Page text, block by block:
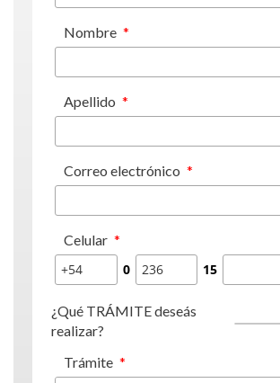
Nombre *
Apellido *
Correo electrónico *
Celular *
0
15
¿Qué TRÁMITE deseás
realizar?
Trámite *